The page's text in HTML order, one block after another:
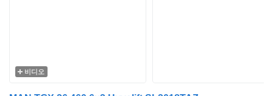
비디오